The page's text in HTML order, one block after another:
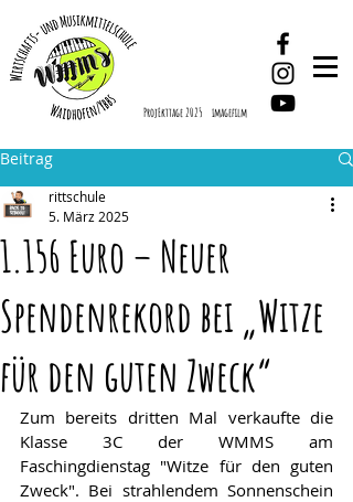
imagefilm
ProjEkttage 2025
Beitrag
1.156 Euro – Neuer
Spendenrekord bei „Witze
für den guten Zweck“
rittschule
5. März 2025
Zum bereits dritten Mal verkaufte die
Klasse 3C der WMMS am
Faschingdienstag "Witze für den guten
Zweck". Bei strahlendem Sonnenschein